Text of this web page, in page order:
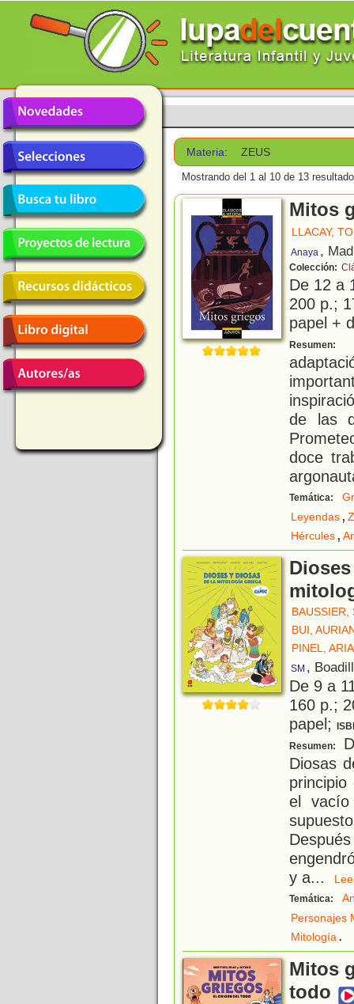
Materia: ZEUS
Mostrando del 1 al 10 de 13
Mitos
LLACAY,
Anaya ,
Colección:
De 12 a
200 p.;
papel +
Resumen:
de las
doce
Temática:
Leyendas,
Hércules,
BAUSSIER,
BUI,
PINEL,
SM ,
De 9 a
160 p.;
papel;
Resumen:
Diosas
el
y a...
Temática:
Personajes
Mitología.
Mitos
todo